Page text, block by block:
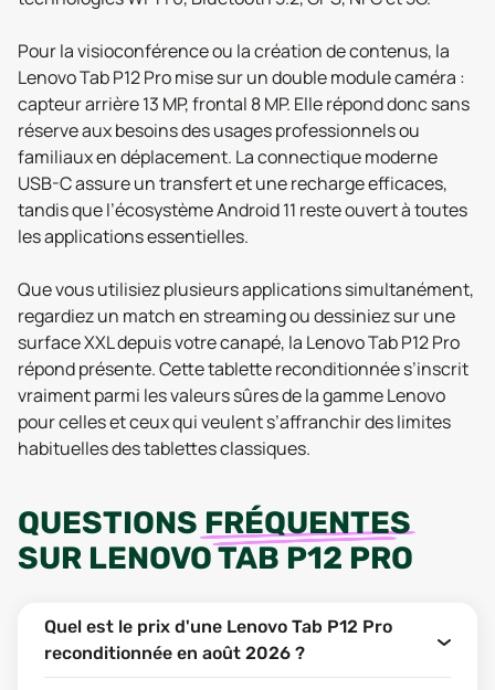
Pour la visioconférence ou la création de contenus, la
Lenovo Tab P12 Pro mise sur un double module caméra :
capteur arrière 13 MP, frontal 8 MP. Elle répond donc sans
réserve aux besoins des usages professionnels ou
familiaux en déplacement. La connectique moderne
USB-C assure un transfert et une recharge efficaces,
tandis que l’écosystème Android 11 reste ouvert à toutes
les applications essentielles.
Que vous utilisiez plusieurs applications simultanément,
regardiez un match en streaming ou dessiniez sur une
surface XXL depuis votre canapé, la Lenovo Tab P12 Pro
répond présente. Cette tablette reconditionnée s’inscrit
vraiment parmi les valeurs sûres de la gamme Lenovo
pour celles et ceux qui veulent s’affranchir des limites
habituelles des tablettes classiques.
QUESTIONS FRÉQUENTES
SUR LENOVO TAB P12 PRO
Quel est le prix d'une Lenovo Tab P12 Pro
reconditionnée en août 2026 ?